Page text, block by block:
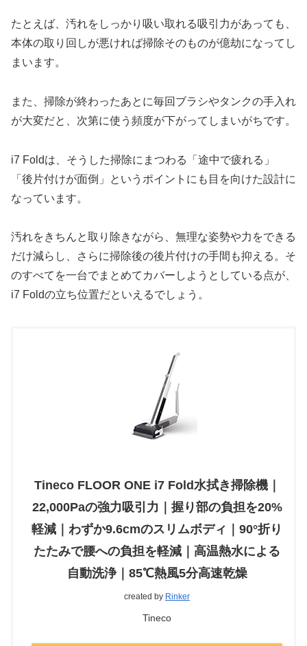
たとえば、汚れをしっかり吸い取れる吸引力があっても、
本体の取り回しが悪ければ掃除そのものが億劫になってし
まいます。
また、掃除が終わったあとに毎回ブラシやタンクの手入れ
が大変だと、次第に使う頻度が下がってしまいがちです。
i7 Foldは、そうした掃除にまつわる「途中で疲れる」
「後片付けが面倒」というポイントにも目を向けた設計に
なっています。
汚れをきちんと取り除きながら、無理な姿勢や力をできる
だけ減らし、さらに掃除後の後片付けの手間も抑える。そ
のすべてを一台でまとめてカバーしようとしている点が、
i7 Foldの立ち位置だといえるでしょう。
Tineco FLOOR ONE i7 Fold水拭き掃除機｜
22,000Paの強力吸引力｜握り部の負担を20%
軽減｜わずか9.6cmのスリムボディ｜90°折り
たたみで腰への負担を軽減｜高温熱水による
自動洗浄｜85℃熱風5分高速乾燥
created by Rinker
Tineco